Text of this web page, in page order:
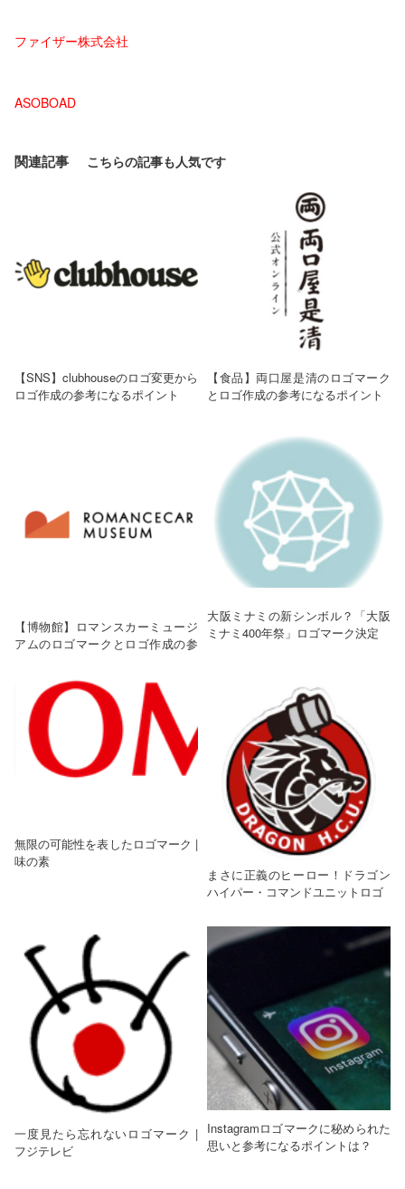
ファイザー株式会社
ASOBOAD
関連記事
【SNS】clubhouseのロゴ変更から
ロゴ作成の参考になるポイント
【食品】両口屋是清のロゴマーク
とロゴ作成の参考になるポイント
【博物館】ロマンスカーミュージ
アムのロゴマークとロゴ作成の参
大阪ミナミの新シンボル？「大阪
ミナミ400年祭」ロゴマーク決定
無限の可能性を表したロゴマーク |
味の素
まさに正義のヒーロー！ドラゴン
ハイパー・コマンドユニットロゴ
一度見たら忘れないロゴマーク |
フジテレビ
Instagramロゴマークに秘められた
思いと参考になるポイントは？